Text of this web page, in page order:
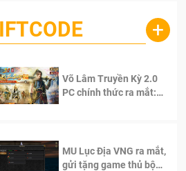
+
Võ Lâm Truyền Kỳ 2.0
PC chính thức ra mắt:
MU Lục Địa VNG ra mắt,
gửi tặng game thủ bộ